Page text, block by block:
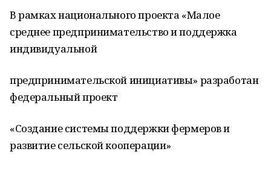
В рамках национального проекта «Малое
среднее предпринимательство и поддержка
индивидуальной
предпринимательской инициативы» разработан
федеральный проект
«Создание системы поддержки фермеров и
развитие сельской кооперации»